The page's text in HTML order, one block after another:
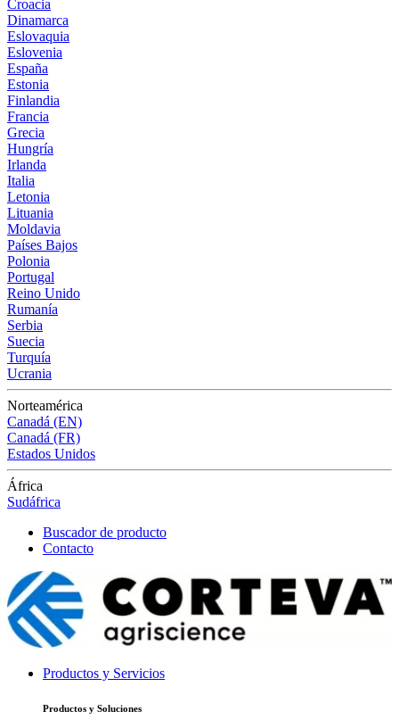
Croacia
Dinamarca
Eslovaquia
Eslovenia
España
Estonia
Finlandia
Francia
Grecia
Hungría
Irlanda
Italia
Letonia
Lituania
Moldavia
Países Bajos
Polonia
Portugal
Reino Unido
Rumanía
Serbia
Suecia
Turquía
Ucrania
Norteamérica
Canadá (EN)
Canadá (FR)
Estados Unidos
África
Sudáfrica
Buscador de producto
Contacto
Productos y Servicios
Productos y Soluciones